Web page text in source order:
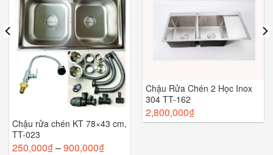
Chậu rửa chén KT 78×43 cm,
TT-023
250,000₫–900,000₫
Chậu Rửa Chén 2 Học Inox
304 TT-162
2,800,000₫